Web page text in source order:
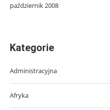
październik 2008
Kategorie
Administracyjna
Afryka